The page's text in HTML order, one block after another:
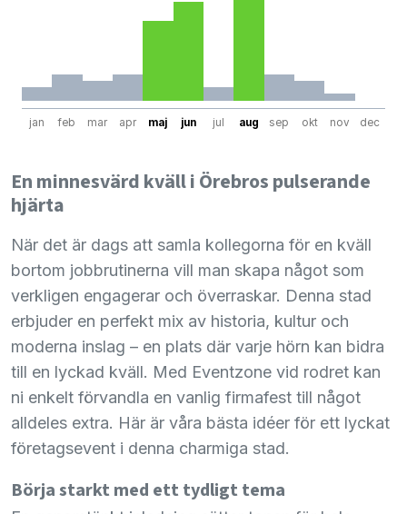
jan feb mar apr maj jun jul aug sep okt nov dec
En minnesvärd kväll i Örebros pulserande
hjärta
När det är dags att samla kollegorna för en kväll
bortom jobbrutinerna vill man skapa något som
verkligen engagerar och överraskar. Denna stad
erbjuder en perfekt mix av historia, kultur och
moderna inslag – en plats där varje hörn kan bidra
till en lyckad kväll. Med Eventzone vid rodret kan
ni enkelt förvandla en vanlig firmafest till något
alldeles extra. Här är våra bästa idéer för ett lyckat
företagsevent i denna charmiga stad.
Börja starkt med ett tydligt tema